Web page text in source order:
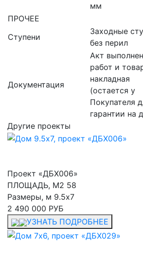
мм
ПРОЧЕЕ
Ступени
Заходные
без перил
Документация
Акт
работ и
накладная
(остается у
Покупателя
гарантии на
Другие проекты
Проект «ДБХ006»
ПЛОЩАДЬ, М2 58
Размеры, м 9.5x7
2 490 000 РУБ
УЗНАТЬ ПОДРОБНЕЕ